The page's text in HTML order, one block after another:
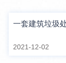
一套建筑垃圾
2021-12-02